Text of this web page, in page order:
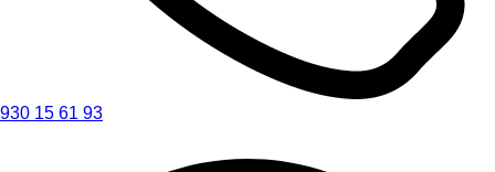
930 15 61 93